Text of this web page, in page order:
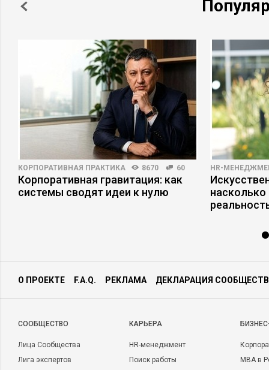
КОРПОРАТИВНАЯ ПРАКТИКА 8670 60
Корпоративная гравитация: как
системы сводят идеи к нулю
HR-
О ПРОЕКТЕ F.A.Q. РЕКЛАМА ДЕКЛАРАЦИЯ
CООБЩЕСТВО
Лица Сообщества
Лига экспертов
КАРЬЕРА
HR-менеджмент
Поиск работы
MBA в